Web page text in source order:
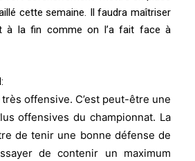
cette semaine. Il faudra maîtriser
à la fin comme on l’a fait face à
très offensive. C’est peut-être une
offensives du championnat. La
de tenir une bonne défense de
de contenir un maximum